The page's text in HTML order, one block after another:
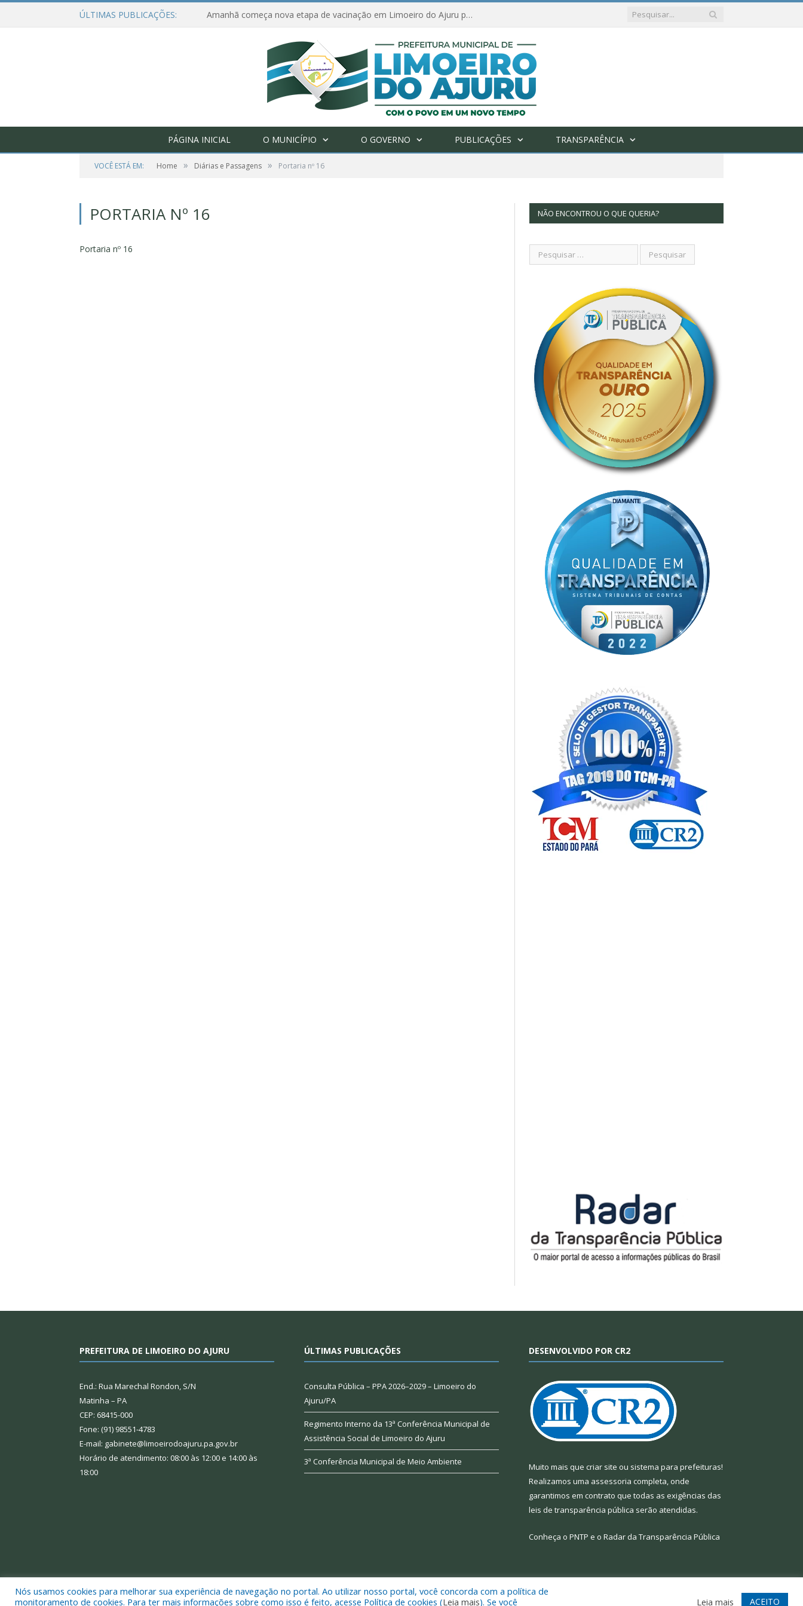
ÚLTIMAS PUBLICAÇÕES: Amanhã começa nova etapa de vacinação em Limoeiro do Ajuru para idosos com 65 ou mais
PÁGINA INICIAL O MUNICÍPIO O GOVERNO PUBLICAÇÕES TRANSPARÊNCIA
VOCÊ ESTÁ EM: Home » Diárias e Passagens » Portaria nº 16
PORTARIA Nº 16
Portaria nº 16
NÃO ENCONTROU O QUE QUERIA?
PREFEITURA DE LIMOEIRO DO AJURU
End.: Rua Marechal Rondon, S/N
Matinha – PA
CEP: 68415-000
Fone: (91) 98551-4783
E-mail: gabinete@limoeirodoajuru.pa.gov.br
Horário de atendimento: 08:00 às 12:00 e 14:00 às
18:00
ÚLTIMAS PUBLICAÇÕES
Consulta Pública – PPA 2026–2029 – Limoeiro do
Ajuru/PA
Regimento Interno da 13ª Conferência Municipal de
Assistência Social de Limoeiro do Ajuru
3ª Conferência Municipal de Meio Ambiente
DESENVOLVIDO POR CR2
Muito mais que criar site ou sistema para prefeituras!
Realizamos uma assessoria completa, onde
garantimos em contrato que todas as exigências das
leis de transparência pública serão atendidas.
Conheça o PNTP e o Radar da Transparência Pública
Todos os direitos reservados a Prefeitura Municipal de Limoeiro do Ajuru. Mapa do Site Acessar Webmail
Nós usamos cookies para melhorar sua experiência de navegação no portal. Ao utilizar nosso portal, você concorda com a política de
monitoramento de cookies. Para ter mais informações sobre como isso é feito, acesse Política de cookies (Leia mais). Se você Leia mais ACEITO